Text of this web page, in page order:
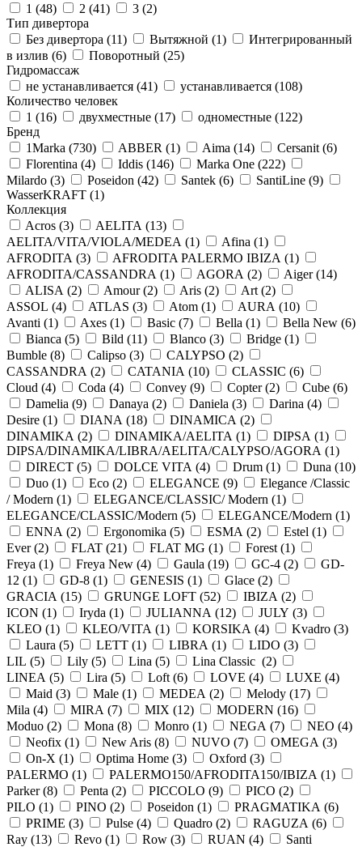
1 (48) 2 (41) 3 (2)
Тип дивертора
Без дивертора (11) Вытяжной (1)
Интегрированный
в излив (6) Поворотный (25)
Гидромассаж
не устанавливается (41) устанавливается (108)
Количество человек
1 (16) двухместные (17) одноместные (122)
Бренд
1Marka (730) ABBER (1) Aima (14) Cersanit (6)
Florentina (4) Iddis (146) Marka One (222)
Milardo (3) Poseidon (42) Santek (6) SantiLine (9)
WasserKRAFT (1)
Коллекция
Acros (3) AELITA (13)
AELITA/VITA/VIOLA/MEDEA (1) Afina (1)
AFRODITA (3) AFRODITA PALERMO IBIZA (1)
AFRODITA/CASSANDRA (1) AGORA (2) Aiger (14)
ALISA (2) Amour (2) Aris (2) Art (2)
ASSOL (4) ATLAS (3) Atom (1) AURA (10)
Avanti (1) Axes (1) Basic (7) Bella (1) Bella New (6)
Bianca (5) Bild (11) Blanco (3) Bridge (1)
Bumble (8) Calipso (3) CALYPSO (2)
CASSANDRA (2) CATANIA (10) CLASSIC (6)
Cloud (4) Coda (4) Convey (9) Copter (2) Cube (6)
Damelia (9) Danaya (2) Daniela (3) Darina (4)
Desire (1) DIANA (18) DINAMICA (2)
DINAMIKA (2) DINAMIKA/AELITA (1) DIPSA (1)
DIPSA/DINAMIKA/LIBRA/AELITA/CALYPSO/AGORA (1)
DIRECT (5) DOLCE VITA (4) Drum (1) Duna (10)
Duo (1) Eco (2) ELEGANCE (9)
Elegance /Classic
/ Modern (1) ELEGANCE/CLASSIC/ Modern (1)
ELEGANCE/CLASSIC/Modern (5) ELEGANCE/Modern (1)
ENNA (2) Ergonomika (5) ESMA (2) Estel (1)
Ever (2) FLAT (21) FLAT MG (1) Forest (1)
Freya (1) Freya New (4) Gaula (19) GC-4 (2)
GD-
12 (1) GD-8 (1) GENESIS (1) Glace (2)
GRACIA (15) GRUNGE LOFT (52) IBIZA (2)
ICON (1) Iryda (1) JULIANNA (12) JULY (3)
KLEO (1) KLEO/VITA (1) KORSIKA (4) Kvadro (3)
Laura (5) LETT (1) LIBRA (1) LIDO (3)
LIL (5) Lily (5) Lina (5) Lina Classic (2)
LINEA (5) Lira (5) Loft (6) LOVE (4) LUXE (4)
Maid (3) Male (1) MEDEA (2) Melody (17)
Mila (4) MIRA (7) MIX (12) MODERN (16)
Moduo (2) Mona (8) Monro (1) NEGA (7) NEO (4)
Neofix (1) New Aris (8) NUVO (7) OMEGA (3)
On-X (1) Optima Home (3) Oxford (3)
PALERMO (1) PALERMO150/AFRODITA150/IBIZA (1)
Parker (8) Penta (2) PICCOLO (9) PICO (2)
PILO (1) PINO (2) Poseidon (1) PRAGMATIKA (6)
PRIME (3) Pulse (4) Quadro (2) RAGUZA (6)
Ray (13) Revo (1) Row (3) RUAN (4)
Santi